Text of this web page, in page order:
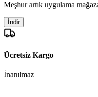
Meşhur artık uygulama
İndir
Ücretsiz Kargo
İnanılmaz